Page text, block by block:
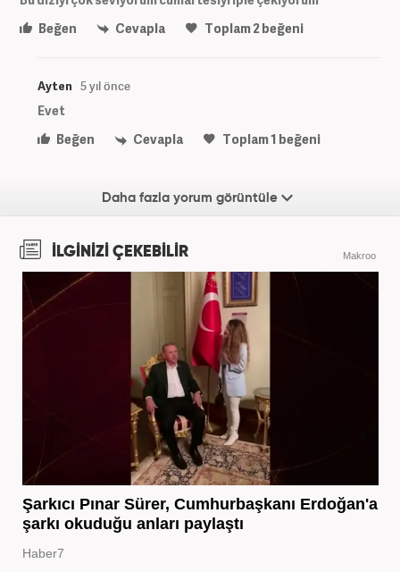
Beğen
Cevapla Toplam2beğeni
Ayten 5 yıl önce
Evet
Beğen
Cevapla Toplam1 beğeni
Daha fazla yorum görüntüle
İLGİNİZİ ÇEKEBİLİR Makroo
Şarkıcı Pınar Sürer, Cumhurbaşkanı Erdoğan'a
şarkı okuduğu anları paylaştı
Haber7